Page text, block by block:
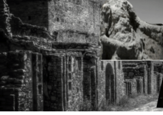
s
a
g
o
y
e
a